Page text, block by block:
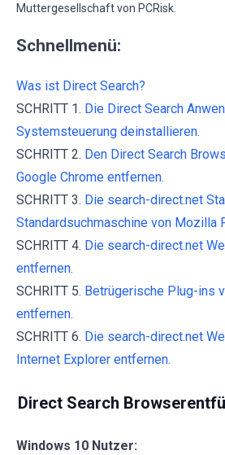
Muttergesellschaft von PCRisk.
Schnellmenü:
Was ist Direct Search?
SCHRITT 1. Die Direct Search
Systemsteuerung deinstallieren.
SCHRITT 2. Den Direct Search
Google Chrome entfernen.
SCHRITT 3. Die search-direct.net
Standardsuchmaschine von Mozilla
SCHRITT 4. Die search-direct.net
entfernen.
SCHRITT 5. Betrügerische Plug-ins
entfernen.
SCHRITT 6. Die search-direct.net
Internet Explorer entfernen.
Direct Search
Windows 10 Nutzer: